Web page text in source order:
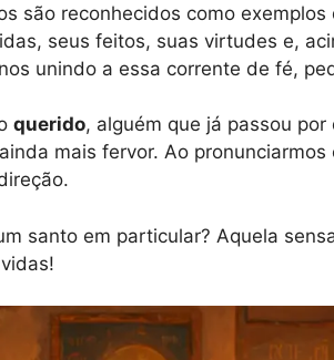
são reconhecidos como exemplos
seus feitos, suas virtudes e,
unindo a essa corrente de fé,
querido, alguém que já passou
mais fervor. Ao
santo em particular? Aquela